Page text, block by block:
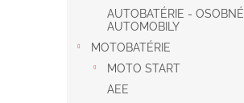
AUTOBATÉRIE - OSOBNÉ
AUTOMOBILY
MOTOBATÉRIE
MOTO START
AEE